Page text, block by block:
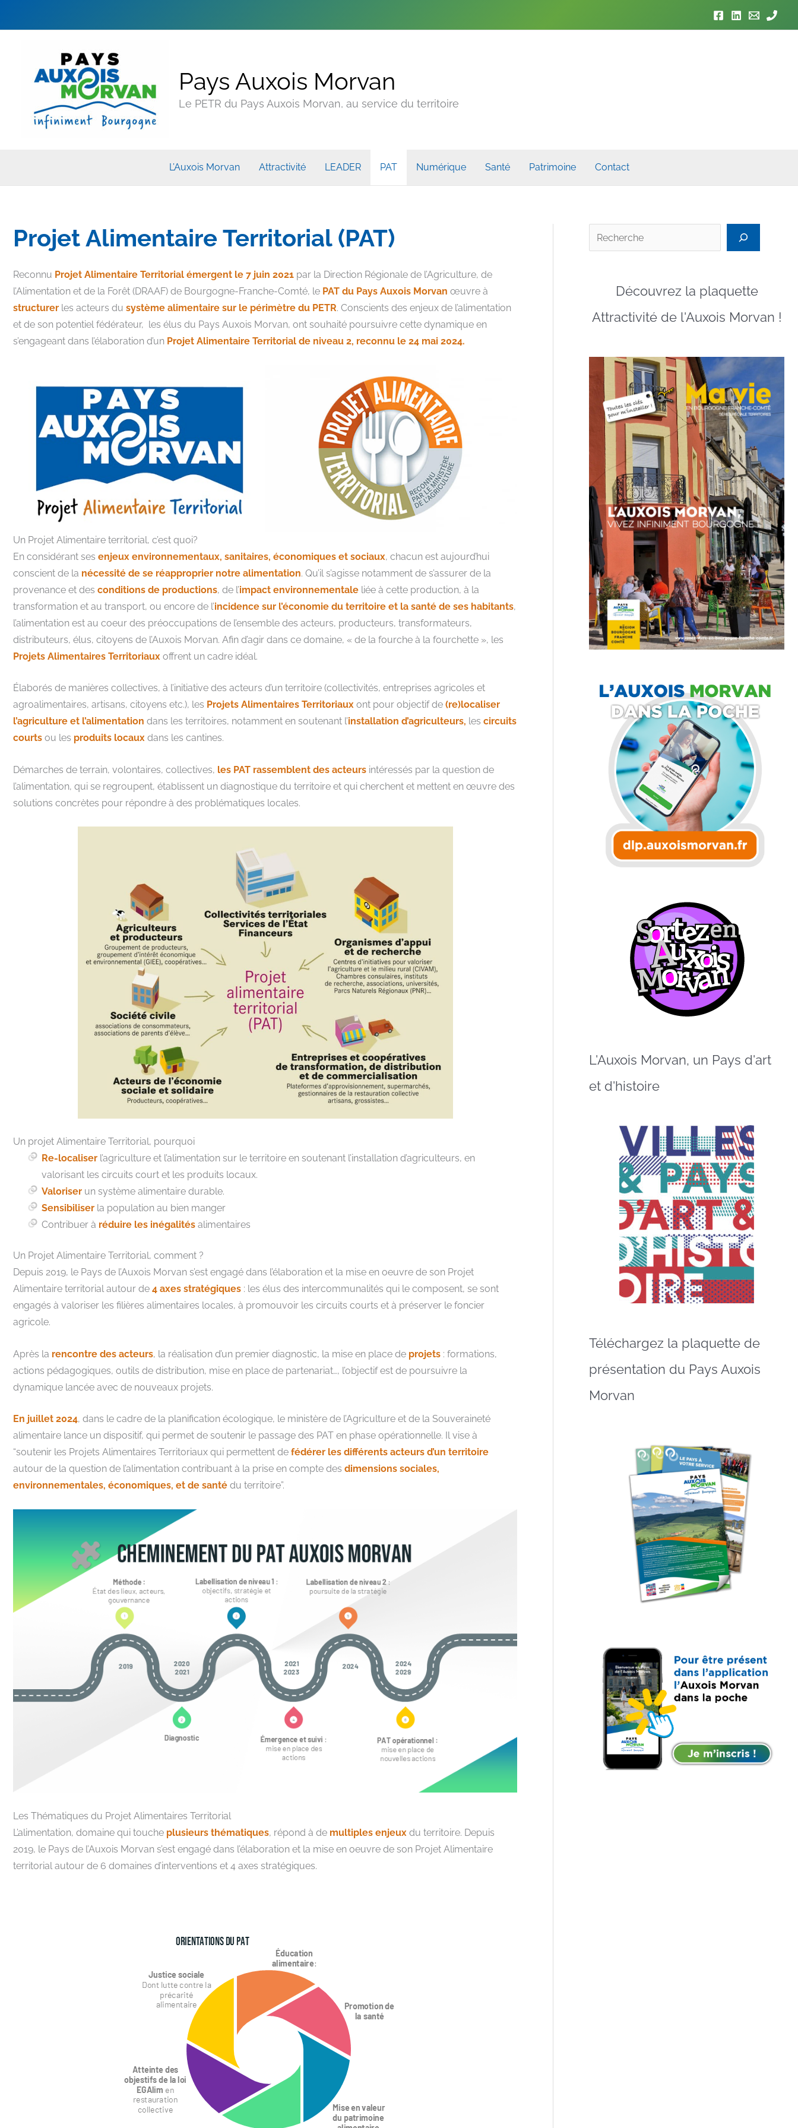
Pays Auxois Morvan
Le PETR du Pays Auxois Morvan, au service du territoire
L’Auxois Morvan Attractivité LEADER PAT Numérique Santé Patrimoine Contact
Projet Alimentaire Territorial (PAT)
Reconnu Projet Alimentaire Territorial émergent le 7 juin 2021 par la Direction Régionale de l’Agriculture, de
l’Alimentation et de la Forêt (DRAAF) de Bourgogne-Franche-Comté, le PAT du Pays Auxois Morvan œuvre à
structurer les acteurs du système alimentaire sur le périmètre du PETR. Conscients des enjeux de l’alimentation
et de son potentiel fédérateur, les élus du Pays Auxois Morvan, ont souhaité poursuivre cette dynamique en
s’engageant dans l’élaboration d’un Projet Alimentaire Territorial de niveau 2, reconnu le 24 mai 2024.
Un Projet Alimentaire territorial, c’est quoi?
En considérant ses enjeux environnementaux, sanitaires, économiques et sociaux, chacun est aujourd’hui
conscient de la nécessité de se réapproprier notre alimentation. Qu’il s’agisse notamment de s’assurer de la
provenance et des conditions de productions, de l’impact environnementale liée à cette production, à la
transformation et au transport, ou encore de l’incidence sur l’économie du territoire et la santé de ses habitants,
l’alimentation est au coeur des préoccupations de l’ensemble des acteurs, producteurs, transformateurs,
distributeurs, élus, citoyens de l’Auxois Morvan. Afin d’agir dans ce domaine, « de la fourche à la fourchette », les
Projets Alimentaires Territoriaux offrent un cadre idéal.
Élaborés de manières collectives, à l’initiative des acteurs d’un territoire (collectivités, entreprises agricoles et
agroalimentaires, artisans, citoyens etc.), les Projets Alimentaires Territoriaux ont pour objectif de (re)localiser
l’agriculture et l’alimentation dans les territoires, notamment en soutenant l’installation d’agriculteurs, les circuits
courts ou les produits locaux dans les cantines.
Démarches de terrain, volontaires, collectives, les PAT rassemblent des acteurs intéressés par la question de
l’alimentation, qui se regroupent, établissent un diagnostique du territoire et qui cherchent et mettent en œuvre des
solutions concrètes pour répondre à des problématiques locales.
Un projet Alimentaire Territorial, pourquoi
Re-localiser l’agriculture et l’alimentation sur le territoire en soutenant l’installation d’agriculteurs, en
valorisant les circuits court et les produits locaux.
Valoriser un système alimentaire durable.
Sensibiliser la population au bien manger
Contribuer à réduire les inégalités alimentaires
Un Projet Alimentaire Territorial, comment ?
Depuis 2019, le Pays de l’Auxois Morvan s’est engagé dans l’élaboration et la mise en oeuvre de son Projet
Alimentaire territorial autour de 4 axes stratégiques : les élus des intercommunalités qui le composent, se sont
engagés à valoriser les filières alimentaires locales, à promouvoir les circuits courts et à préserver le foncier
agricole.
Après la rencontre des acteurs, la réalisation d’un premier diagnostic, la mise en place de projets : formations,
actions pédagogiques, outils de distribution, mise en place de partenariat…, l’objectif est de poursuivre la
dynamique lancée avec de nouveaux projets.
En juillet 2024, dans le cadre de la planification écologique, le ministère de l’Agriculture et de la Souveraineté
alimentaire lance un dispositif, qui permet de soutenir le passage des PAT en phase opérationnelle. Il vise à
“soutenir les Projets Alimentaires Territoriaux qui permettent de fédérer les différents acteurs d’un territoire
autour de la question de l’alimentation contribuant à la prise en compte des dimensions sociales,
environnementales, économiques, et de santé du territoire”.
Les Thématiques du Projet Alimentaires Territorial
L’alimentation, domaine qui touche plusieurs thématiques, répond à de multiples enjeux du territoire. Depuis
2019, le Pays de l’Auxois Morvan s’est engagé dans l’élaboration et la mise en oeuvre de son Projet Alimentaire
territorial autour de 6 domaines d’interventions et 4 axes stratégiques.
Découvrez la plaquette
Attractivité de l'Auxois Morvan !
L'Auxois Morvan, un Pays d'art
et d'histoire
Téléchargez la plaquette de
présentation du Pays Auxois
Morvan